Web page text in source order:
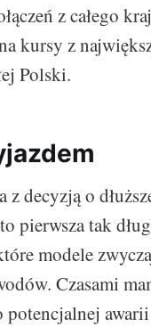
z całego
kursy z
Polski.
decyzją o
pierwsza tak
modele
Czasami
potencjalnej